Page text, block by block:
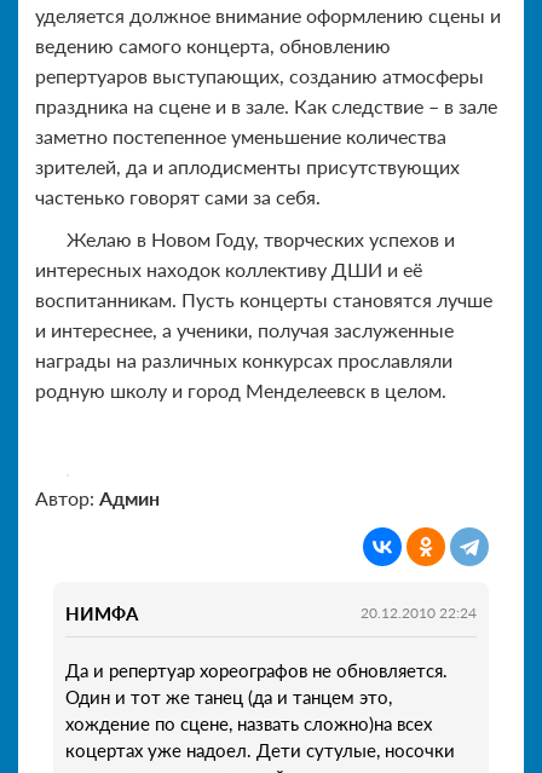
уделяется должное внимание оформлению сцены и
ведению самого концерта, обновлению
репертуаров выступающих, созданию атмосферы
праздника на сцене и в зале. Как следствие – в зале
заметно постепенное уменьшение количества
зрителей, да и аплодисменты присутствующих
частенько говорят сами за себя.
Желаю в Новом Году, творческих успехов и
интересных находок коллективу ДШИ и её
воспитанникам. Пусть концерты становятся лучше
и интереснее, а ученики, получая заслуженные
награды на различных конкурсах прославляли
родную школу и город Менделеевск в целом.
Автор: Админ
НИМФА 20.12.2010 22:24
Да и репертуар хореографов не обновляется.
Один и тот же танец (да и танцем это,
хождение по сцене, назвать сложно)на всех
коцертах уже надоел. Дети сутулые, носочки